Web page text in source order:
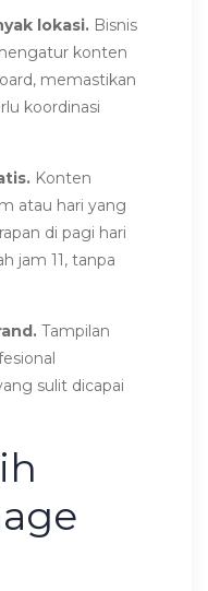
lokasi. Bisnis
konten
memastikan
koordinasi
Konten
atau hari yang
di pagi hari
jam 11, tanpa
Tampilan
sulit dicapai